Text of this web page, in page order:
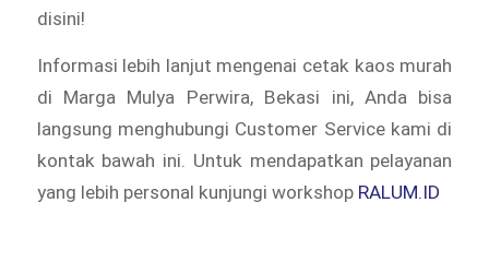
disini!
Informasi lebih lanjut mengenai cetak kaos murah
di Marga Mulya Perwira, Bekasi ini, Anda bisa
langsung menghubungi Customer Service kami di
kontak bawah ini. Untuk mendapatkan pelayanan
yang lebih personal kunjungi workshop RALUM.ID